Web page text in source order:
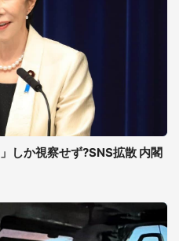
しか視察せず?SNS拡散 内閣